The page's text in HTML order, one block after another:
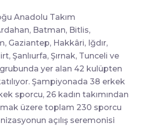
Anadolu Takım
Batman, Bitlis,
Gaziantep, Hakkâri, Iğdır,
Şanlıurfa, Şırnak, Tunceli ve
grubunda yer alan 42 kulüpten
Şampiyonada 38 erkek
sporcu, 26 kadın takımından
üzere toplam 230 sporcu
açılış seremonisi